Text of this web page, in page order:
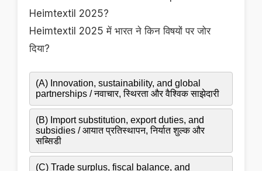
Heimtextil 2025?
Heimtextil 2025 में भारत ने किन विषयों पर जोर
दिया?
(A) Innovation, sustainability, and global
partnerships / नवाचार, स्थिरता और वैश्विक साझेदारी
(B) Import substitution, export duties, and
subsidies / आयात प्रतिस्थापन, निर्यात शुल्क और
सब्सिडी
(C) Trade surplus, fiscal balance, and